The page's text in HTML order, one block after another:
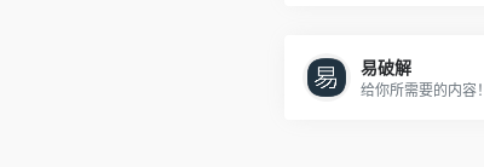
易破解
给你所需要的内容！